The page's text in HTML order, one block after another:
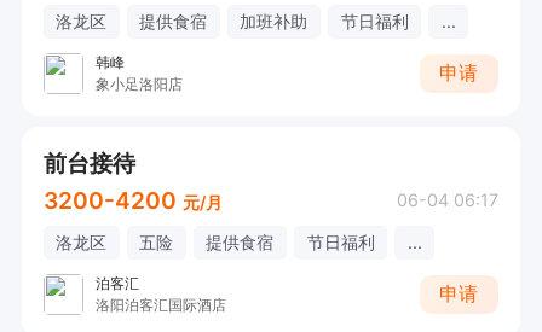
洛龙区 提供食宿 加班补助 节日福利 ...
韩峰
象小足洛阳店
申请
前台接待
3200-4200 元/月 06-04 06:17
洛龙区 五险 提供食宿 节日福利 ...
泊客汇
洛阳泊客汇国际酒店
申请